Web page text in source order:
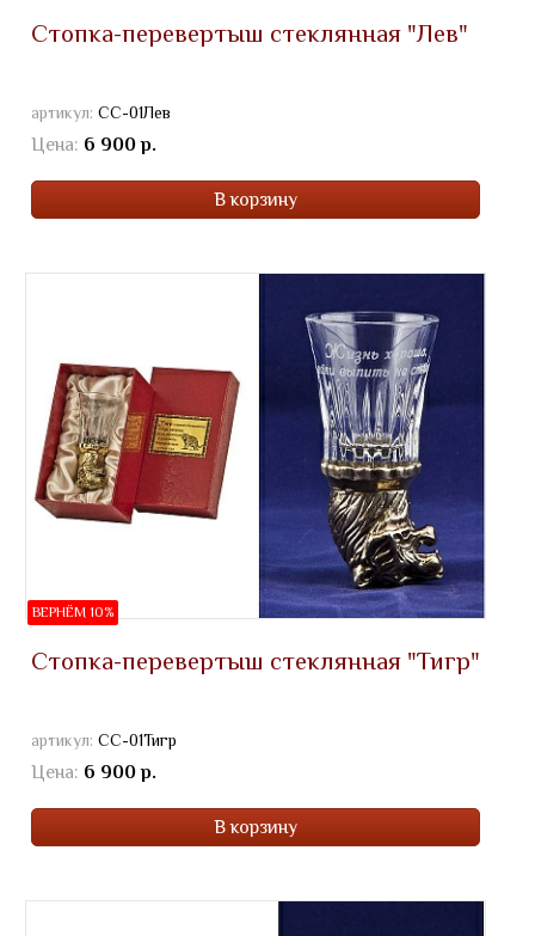
Стопка-перевертыш стеклянная "Лев"
артикул: СС-01Лев
Цена: 6 900 р.
В корзину
ВЕРНЁМ 10%
Стопка-перевертыш стеклянная "Тигр"
артикул: СС-01Тигр
Цена: 6 900 р.
В корзину